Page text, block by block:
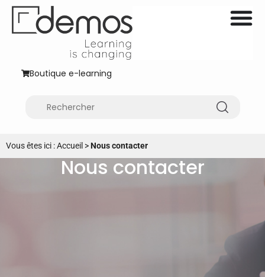
Boutique e-learning
Vous êtes ici :Accueil >Nous contacter
Nous contacter